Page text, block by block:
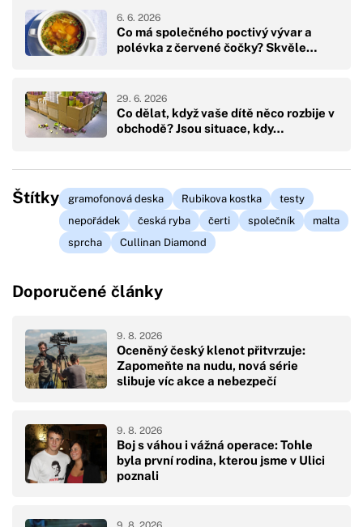
Co má společného poctivý vývar a
polévka z červené čočky? Skvěle…
6. 6. 2026
Co dělat, když vaše dítě něco rozbije v
obchodě? Jsou situace, kdy…
29. 6. 2026
Štítky gramofonová deska Rubikova kostka
testy
nepořádek
česká ryba čerti společník
malta
sprcha
Cullinan Diamond
Doporučené články
Oceněný český klenot přitvrzuje:
Zapomeňte na nudu, nová série
slibuje víc akce a nebezpečí
9. 8. 2026
Boj s váhou i vážná operace: Tohle
byla první rodina, kterou jsme v Ulici
poznali
9. 8. 2026